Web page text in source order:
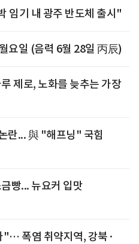
임기 내 광주 반도체 출시"
요일 (음력 6월 28일 丙辰)
제로, 노화를 늦추는 가장
란... 與 "해프닝" 국힘
빵... 뉴요커 입맛
"… 폭염 취약지역, 강북·